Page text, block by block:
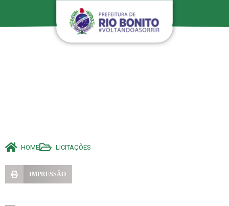
HOME LICITAÇÕES
IMPRESSÃO